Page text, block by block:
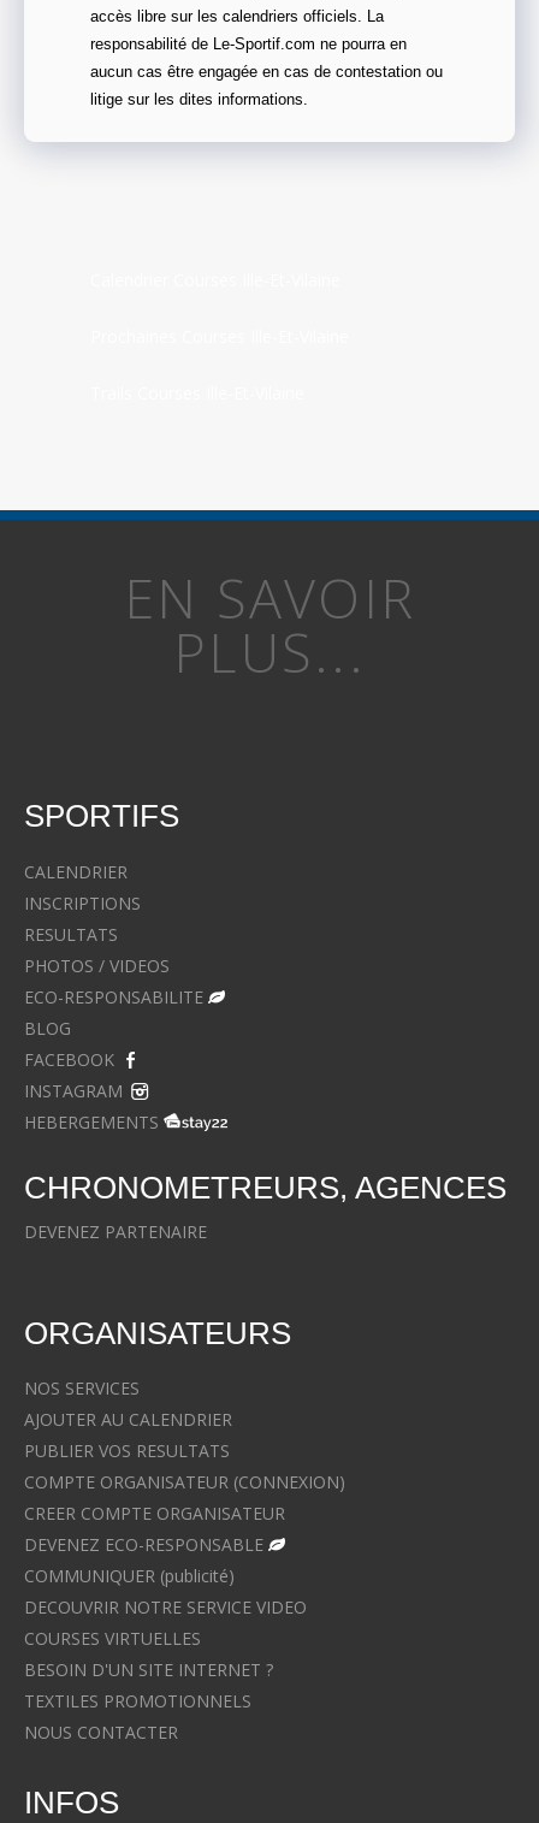
accès libre sur les calendriers officiels. La
responsabilité de Le-Sportif.com ne pourra en
aucun cas être engagée en cas de contestation ou
litige sur les dites informations.
EN SAVOIR
PLUS...
SPORTIFS
CALENDRIER
INSCRIPTIONS
RESULTATS
PHOTOS / VIDEOS
ECO-RESPONSABILITE
BLOG
FACEBOOK
INSTAGRAM
HEBERGEMENTS
CHRONOMETREURS, AGENCES
DEVENEZ PARTENAIRE
ORGANISATEURS
NOS SERVICES
AJOUTER AU CALENDRIER
PUBLIER VOS RESULTATS
COMPTE ORGANISATEUR (CONNEXION)
CREER COMPTE ORGANISATEUR
DEVENEZ ECO-RESPONSABLE
COMMUNIQUER (publicité)
DECOUVRIR NOTRE SERVICE VIDEO
COURSES VIRTUELLES
BESOIN D'UN SITE INTERNET ?
TEXTILES PROMOTIONNELS
NOUS CONTACTER
INFOS